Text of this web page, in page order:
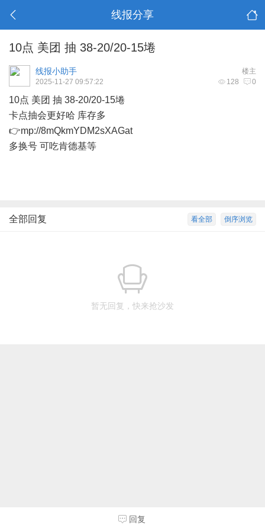
线报分享
10点 美团 抽 38-20/20-15埢
楼主
线报小助手
128 0
2025-11-27 09:57:22
10点 美团 抽 38-20/20-15埢
卡点抽会更好哈 库存多
👉mp://8mQkmYDM2sXAGat
多换号 可吃肯德基等
倒序浏览
看全部
全部回复
暂无回复，快来抢沙发
回复